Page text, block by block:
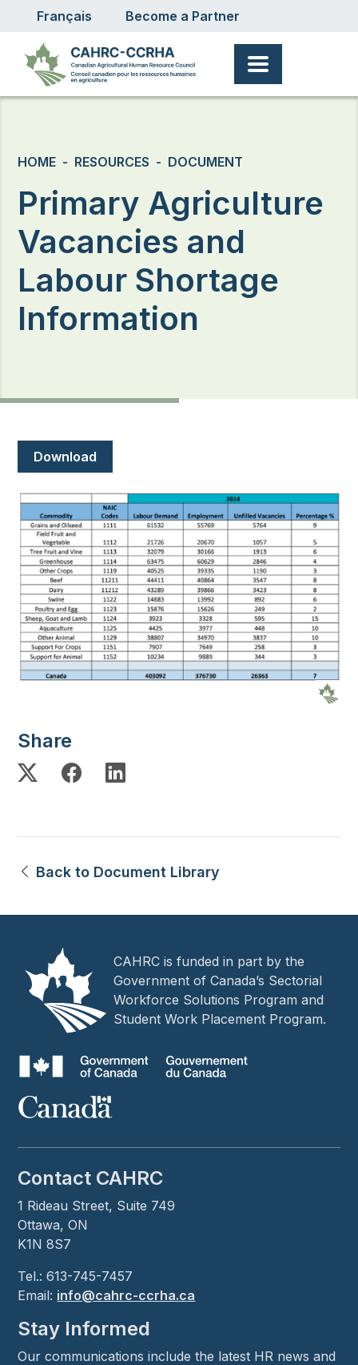
Skip to main content
Français User account menu
Become a Partner
Breadcrumb
HOME RESOURCES DOCUMENT
Primary Agriculture
Vacancies and
Labour Shortage
Information
Document
Download
Image
Share
Back to Document Library
CAHRC is funded in part by the
Government of Canada’s Sectorial
Workforce Solutions Program and
Student Work Placement Program.
Contact CAHRC
1 Rideau Street, Suite 749
Ottawa, ON
K1N 8S7
Tel.: 613-745-7457
Email: info@cahrc-ccrha.ca
Stay Informed
Our communications include the latest HR news and